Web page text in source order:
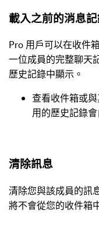
載入之前的消息
Pro 用戶可以在收件
一位成員的完整聊天
歷史記錄中顯示。
查看收件箱或
用的歷史記錄
清除訊息
清除您與該成員的訊
將不會從您的收件箱